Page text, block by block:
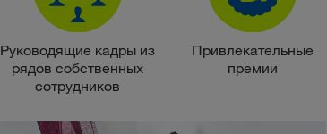
Руководящие кадры из
рядов собственных
сотрудников
Привлекательные
премии